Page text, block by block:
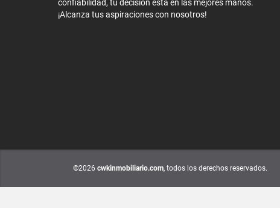
confiabilidad, tu decisión está en las mejores manos.
¡Alcanza tus aspiraciones con nosotros!
©2026 cwkinmobiliario.com, todos los derechos reservados.